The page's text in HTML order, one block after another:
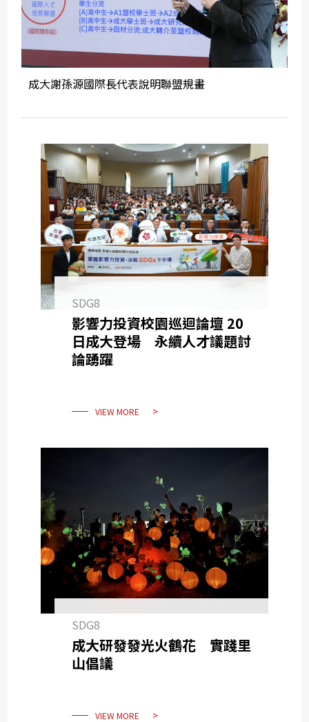
成大謝孫源國際長代表說明聯盟規畫
SDG8
影響力投資校園巡迴論壇 20
日成大登場 永續人才議題討
論踴躍
VIEW MORE
SDG8
成大研發發光火鶴花 實踐里
山倡議
VIEW MORE